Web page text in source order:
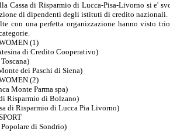
Cassa di Risparmio di Lucca-Pisa-Livorno si e'
di dipendenti degli istituti di credito nazionali.
con una perfetta organizzazione hanno visto
(1)
di Credito Cooperativo)
dei Paschi di Siena)
(2)
Monte Parma spa)
Risparmio di Bolzano)
di Risparmio di Lucca Pia Livorno)
di Sondrio)